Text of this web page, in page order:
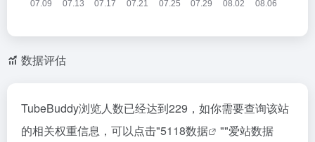
数据评估
TubeBuddy浏览人数已经达到229，如你需要查询该站
的相关权重信息，可以点击"5118数据 ""爱站数据